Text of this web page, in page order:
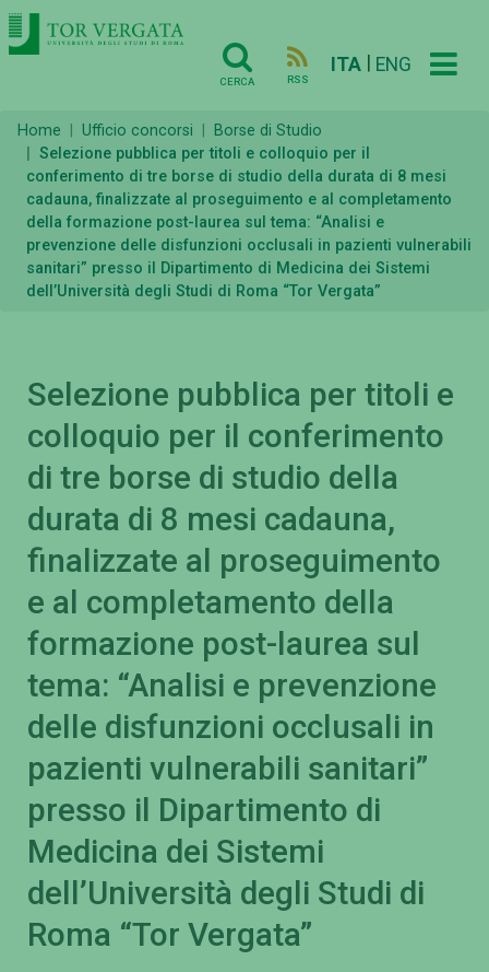
CERCA RSS
ITA ENG
Home Ufficio concorsi
Borse di Studio
Selezione pubblica per titoli e colloquio per il
conferimento di tre borse di studio della durata di 8 mesi
cadauna, finalizzate al proseguimento e al completamento
della formazione post-laurea sul tema: “Analisi e
prevenzione delle disfunzioni occlusali in pazienti vulnerabili
sanitari” presso il Dipartimento di Medicina dei Sistemi
dell’Università degli Studi di Roma “Tor Vergata”
Selezione pubblica per titoli e
colloquio per il conferimento
di tre borse di studio della
durata di 8 mesi cadauna,
finalizzate al proseguimento
e al completamento della
formazione post-laurea sul
tema: “Analisi e prevenzione
delle disfunzioni occlusali in
pazienti vulnerabili sanitari”
presso il Dipartimento di
Medicina dei Sistemi
dell’Università degli Studi di
Roma “Tor Vergata”